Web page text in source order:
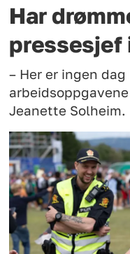
Har
pressesjef
– Her er ingen
Jeanette Solheim.